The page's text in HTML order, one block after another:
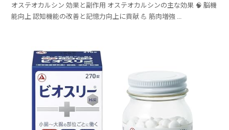
オステオカルシン 効果と副作用 オステオカルシンの主な効果 🧠 脳機
能向上 認知機能の改善と記憶力向上に貢献 💪 筋肉増強 ...